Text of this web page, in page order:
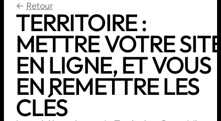
TERRITOIRE:
METTREVOTRE
EN LIGNE,ETVOUS
ENREMETTRELES
CLÉS
← Retour